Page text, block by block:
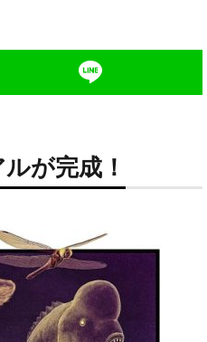
が完成！